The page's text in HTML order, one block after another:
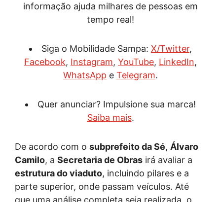
informação ajuda milhares de pessoas em
tempo real!
Siga o Mobilidade Sampa: X/Twitter,
Facebook, Instagram, YouTube, LinkedIn,
WhatsApp e Telegram.
Quer anunciar? Impulsione sua marca!
Saiba mais.
De acordo com o subprefeito da Sé, Álvaro
Camilo, a Secretaria de Obras irá avaliar a
estrutura do viaduto, incluindo pilares e a
parte superior, onde passam veículos. Até
que uma análise completa seja realizada, o